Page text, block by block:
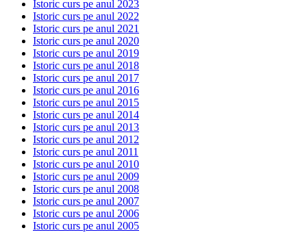
Istoric curs pe anul 2023
Istoric curs pe anul 2022
Istoric curs pe anul 2021
Istoric curs pe anul 2020
Istoric curs pe anul 2019
Istoric curs pe anul 2018
Istoric curs pe anul 2017
Istoric curs pe anul 2016
Istoric curs pe anul 2015
Istoric curs pe anul 2014
Istoric curs pe anul 2013
Istoric curs pe anul 2012
Istoric curs pe anul 2011
Istoric curs pe anul 2010
Istoric curs pe anul 2009
Istoric curs pe anul 2008
Istoric curs pe anul 2007
Istoric curs pe anul 2006
Istoric curs pe anul 2005